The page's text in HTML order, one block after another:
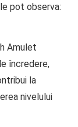
pot observa:
Amulet
încredere,
la
nivelului